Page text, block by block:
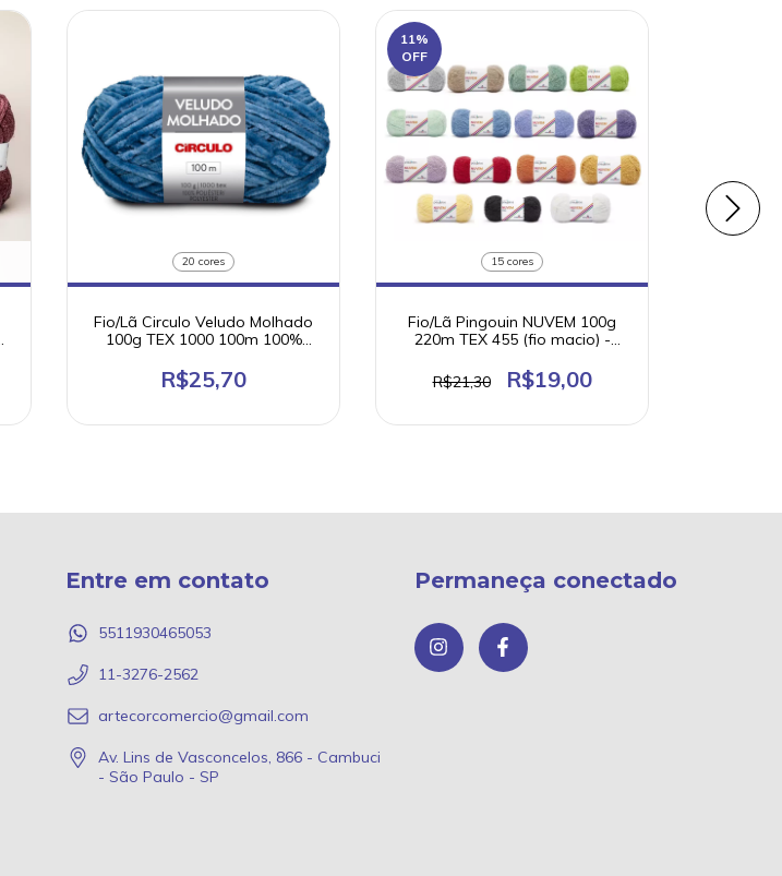
20 cores
Fio/Lã Circulo Veludo Molhado
100g TEX 1000 100m 100%
R$25,70
11%
OFF
15 cores
Fio/Lã Pingouin NUVEM 100g
220m TEX 455 (fio macio) -
R$21,30
R$19,00
Entre em contato
5511930465053
11-3276-2562
artecorcomercio@gmail.com
Av. Lins de Vasconcelos, 866 - Cambuci
- São Paulo - SP
Permaneça conectado